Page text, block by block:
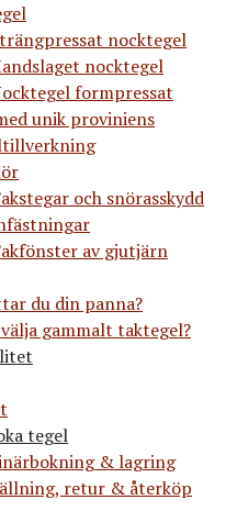
nocktegel
nocktegel
formpressat
unik proviniens
och snörasskydd
av gjutjärn
du din panna?
gammalt taktegel?
tegel
& lagring
retur & återköp